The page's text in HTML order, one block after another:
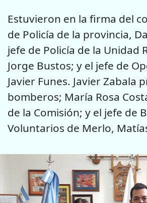
Estuvieron en la firma del
de Policía de la provincia,
jefe de Policía de la Unidad
Jorge Bustos; y el jefe de
Javier Funes. Javier Zabala
bomberos; María Rosa
de la Comisión; y el jefe de
Voluntarios de Merlo,